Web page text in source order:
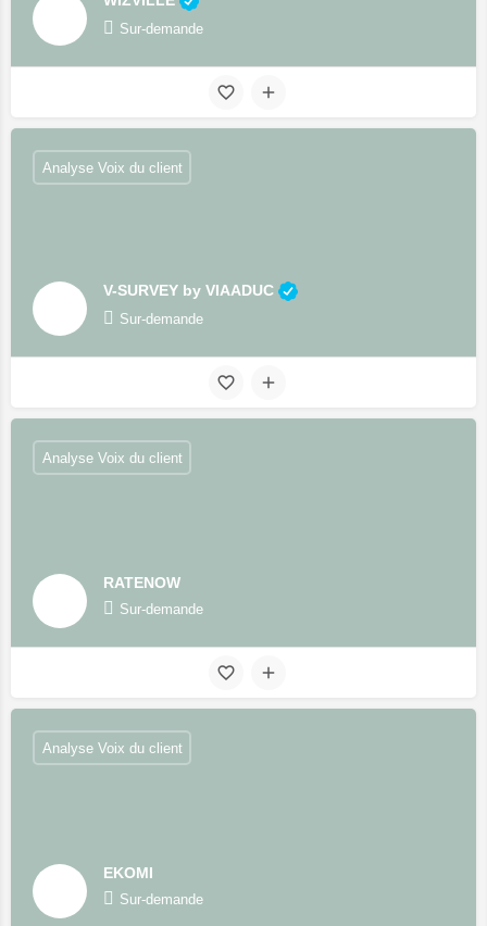
Sur-demande
V-SURVEY by VIAADUC
Sur-demande
Analyse Voix du client
RATENOW
Sur-demande
Analyse Voix du client
EKOMI
Sur-demande
Analyse Voix du client